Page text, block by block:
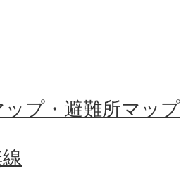
プ・避難所マップ